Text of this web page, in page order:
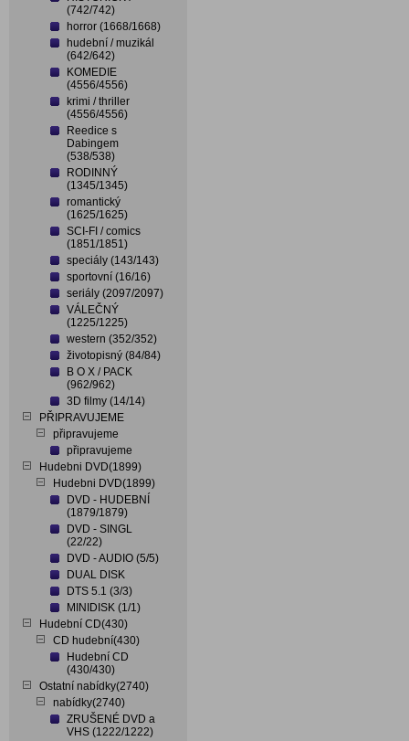
(742/742)
horror (1668/1668)
hudební / muzikál
(642/642)
KOMEDIE
(4556/4556)
krimi / thriller
(4556/4556)
Reedice s
Dabingem
(538/538)
RODINNÝ
(1345/1345)
romantický
(1625/1625)
SCI-FI / comics
(1851/1851)
speciály (143/143)
sportovní (16/16)
seriály (2097/2097)
VÁLEČNÝ
(1225/1225)
western (352/352)
životopisný (84/84)
B O X / PACK
(962/962)
3D filmy (14/14)
PŘIPRAVUJEME
připravujeme
připravujeme
Hudebni DVD(1899)
Hudebni DVD(1899)
DVD - HUDEBNÍ
(1879/1879)
DVD - SINGL
(22/22)
DVD - AUDIO (5/5)
DUAL DISK
DTS 5.1 (3/3)
MINIDISK (1/1)
Hudební CD(430)
CD hudební(430)
Hudební CD
(430/430)
Ostatní nabídky(2740)
nabídky(2740)
ZRUŠENÉ DVD a
VHS (1222/1222)